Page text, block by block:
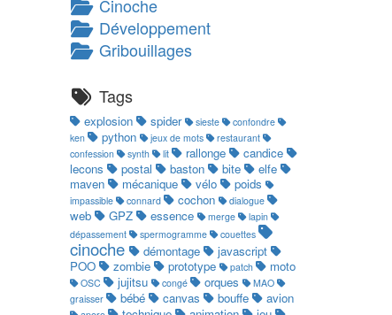
Cinoche
Développement
Gribouillages
Tags
explosion spider sieste
confondre
ken
python jeux de mots
restaurant
confession
synth lit rallonge
candice
lecons
postal baston bite
elfe
maven
mécanique vélo poids
impassible connard cochon dialogue
web GPZ essence merge
lapin
dépassement
spermogramme couettes
cinoche démontage
javascript
POO
zombie prototype patch moto
OSC jujitsu congé orques
MAO
graisser
bébé canvas bouffe avion